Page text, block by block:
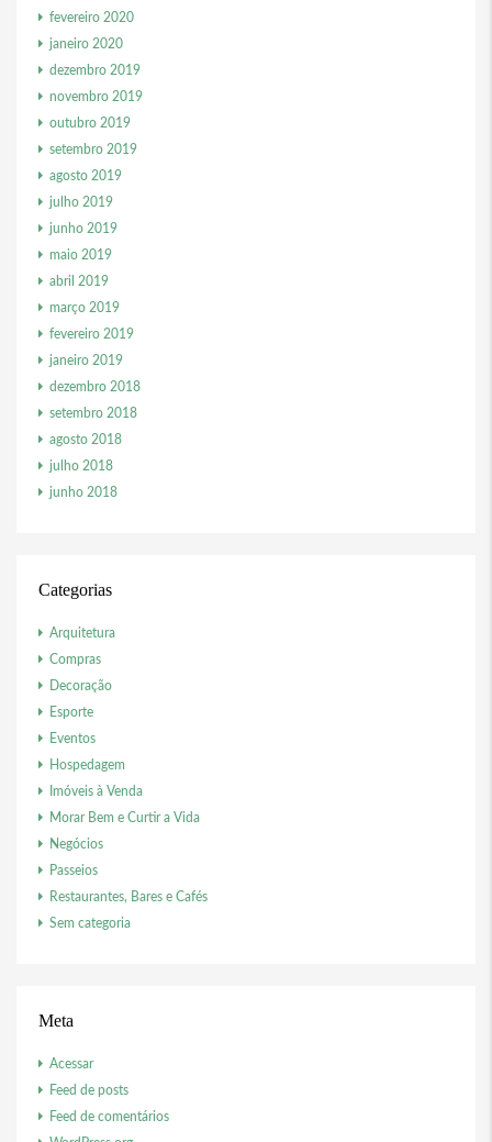
fevereiro 2020
janeiro 2020
dezembro 2019
novembro 2019
outubro 2019
setembro 2019
agosto 2019
julho 2019
junho 2019
maio 2019
abril 2019
março 2019
fevereiro 2019
janeiro 2019
dezembro 2018
setembro 2018
agosto 2018
julho 2018
junho 2018
Categorias
Arquitetura
Compras
Decoração
Esporte
Eventos
Hospedagem
Imóveis à Venda
Morar Bem e Curtir a Vida
Negócios
Passeios
Restaurantes, Bares e Cafés
Sem categoria
Meta
Acessar
Feed de posts
Feed de comentários